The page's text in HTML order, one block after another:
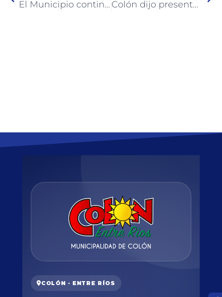
El Municipio continúa acompañando a jóvenes emprendedores: visita a Gaman Café Colón dijo presente en Agroactiva 2025 y en el Puerto de Frutos de Tigre
COLÓN · ENTRE RÍOS